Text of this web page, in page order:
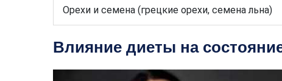
Орехи и семена (грецкие орехи, семена льна)
Влияние диеты на